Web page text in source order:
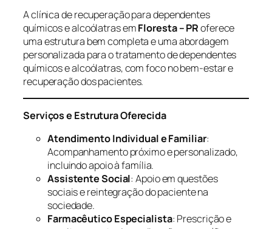
A clínica de recuperação para dependentes
químicos e alcoólatras emFloresta – PRoferece
uma estrutura bem completa e uma abordagem
personalizada para o tratamento de dependentes
químicos e alcoólatras, com foco no bem-estar e
recuperação dos pacientes.
Serviços e Estrutura Oferecida
Atendimento Individual e Familiar:
Acompanhamento próximo e personalizado,
incluindo apoio à família.
Assistente Social: Apoio em questões
sociais e reintegração do paciente na
sociedade.
Farmacêutico Especialista: Prescrição e